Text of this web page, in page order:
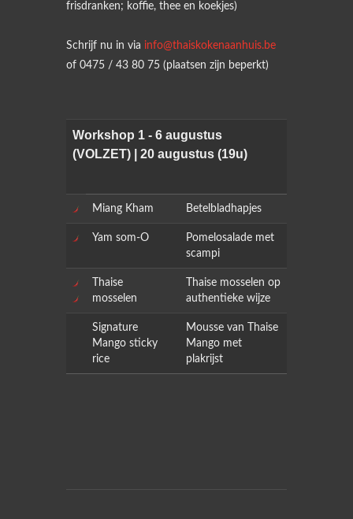
frisdranken; koffie, thee en koekjes)
Schrijf nu in via info@thaiskokenaanhuis.be
of 0475 / 43 80 75 (plaatsen zijn beperkt)
Workshop 1 - 6 augustus
(VOLZET) | 20 augustus (19u)
Miang Kham Betelbladhapjes
Yam som-O
Pomelosalade met
scampi
Thaise
mosselen
Thaise mosselen op
authentieke wijze
Signature
Mango sticky
rice
Mousse van Thaise
Mango met
plakrijst